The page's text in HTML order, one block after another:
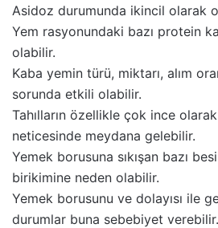
Asidoz durumunda ikincil olarak
Yem rasyonundaki bazı protein
olabilir.
Kaba yemin türü, miktarı, alım
sorunda etkili olabilir.
Tahılların özellikle çok ince
neticesinde meydana gelebilir.
Yemek borusuna sıkışan bazı
birikimine neden olabilir.
Yemek borusunu ve dolayısı ile
durumlar buna sebebiyet verebilir.